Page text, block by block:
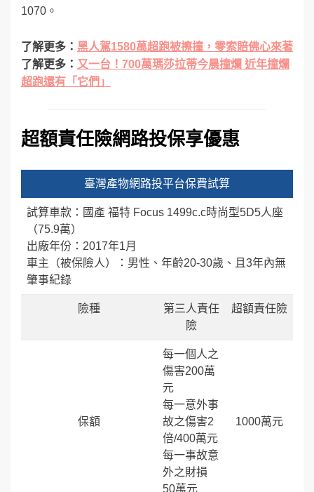
1070。
了解更多： 黑人駕1580萬超跑被擦撞，零索賠佛心來著
了解更多： 又一台！700萬瑪莎拉蒂今晨撞爛 近年撞爛
超跑還有「它們」
超額責任險網路投保享優惠
臺灣產物網路投平台保費試算
試算車款：國產 福特 Focus 1499c.c時尚型5D5人座
（75.9萬）
出廠年份：2017年1月
車主（被保險人）：男性、年齡20-30歲、且3年內無
肇事紀錄
險種
第三人責任
險
超額責任險
保額
每一個人之
傷害200萬
元
每一意外事
故之傷害2
倍/400萬元
每一事故意
外之財損
50萬元
1000萬元